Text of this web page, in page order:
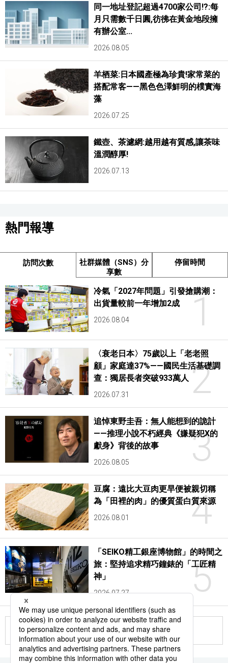
同一地址登記超過4700家公司!?:每
月只需數千日圓,彷彿在黃金地段擁
有辦公室...
2026.08.05
羊栖菜:日本國產極為珍貴!家常菜的
搭配常客——黑色色澤鮮明的樸實海
藻
2026.07.25
鐵壺、茶濾網:越用越有質感,讓茶味
溫潤醇厚!
2026.07.13
熱門報導
訪問次數
社群媒體（SNS）分
享數
停留時間
1
冷氣「2027年問題」引發搶購潮：
出貨量較前一年增加2成
2026.08.04
2
〈衰老日本〉75歲以上「老老照
顧」家庭達37%——國民生活基礎調
查：獨居長者突破933萬人
2026.07.31
3
追悼東野圭吾：無人能想到的詭計
——推理小說不朽經典《嫌疑犯X的
獻身》背後的故事
2026.08.05
4
豆腐：遠比大豆肉更早便被親切稱
為「田裡的肉」的優質蛋白質來源
2026.08.01
5
「SEIKO精工銀座博物館」的時間之
旅：堅持追求精巧鐘錶的「工匠精
神」
2026.07.27
更多